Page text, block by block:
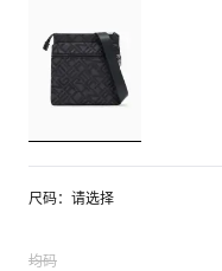
尺码：请选择
均码